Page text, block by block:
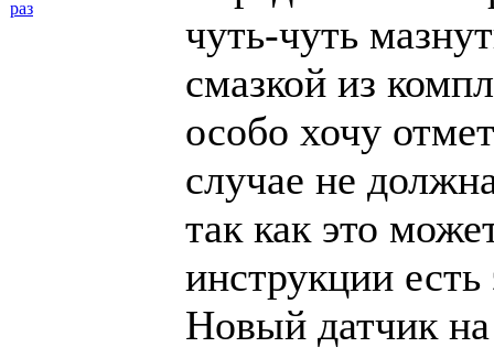
раз
чуть-чуть
смазкой из
особо хочу
случае не
так как это
инструкции
Новый датчик